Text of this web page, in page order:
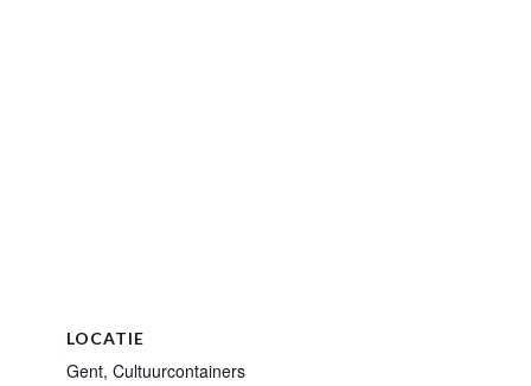
LOCATIE
Gent, Cultuurcontainers